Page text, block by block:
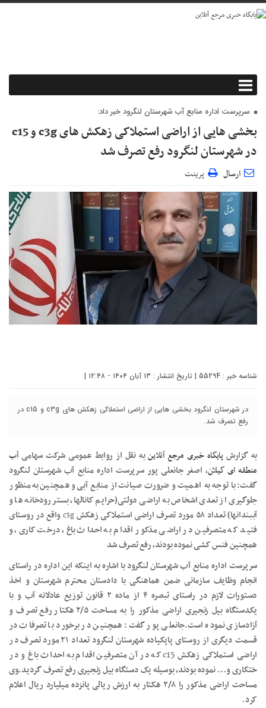
سرپرست اداره منابع آب شهرستان لنگرود خبر داد:
بخشی هایی از اراضی استملاکی زهکش های c3g و c15
در شهرستان لنگرود رفع تصرف شد
ارسال پرینت
شناسه خبر : 55294 | تاریخ انتشار : ۱۳ آبان ۱۴۰۴ - ۱۲:۴۸ |
در شهرستان لنگرود بخشی هایی از اراضی استملاکی زهکش های c3g و c15 در
رفع تصرف شد.
به گزارش پایگاه خبری مرجع آنلاینبه نقل از روابط عمومی شرکت سهامیآب
منطقه ای گیلان، اصغر جانعلی پور سرپرست اداره منابع آب شهرستان لنگرود
گفت: با توجه به اهمیت و ضرورت صیانت از منابع آبی و همچنین به منظور
جلوگیری از تعدی اشخاص به اراضی دولتی(حرایم کانالها، بستر رودخانه ها و
آببندانها) تعداد ۵۸ مورد تصرف اراضی استملاکی زهکش
c3gواقع در روستای
فتید که متصرفین در اراضی مذکور اقدام به احداث باغ، درخت کاری، و
همچنین فنس کشی نموده بودند، رفع تصرف شد
سرپرست اداره منابع آب شهرستان لنگرود با اشاره به اینکه این اداره در راستای
انجام وظایف سازمانی ضمن هماهنگی با دادستان محترم شهرستان و اخذ
دستورات لازم در راستای تبصره ۴ از ماده ۲ قانون توزیع عادلانه آب و با
یکدستگاه بیل زنجیری اراضی مذکور را به مساحت ۲/۵ هکتار رفع تصرف و
آزادسازی نموده است.جانعلی پور گفت: همچنین در برخورد با تصرفات در
قسمت دیگری از روستای پاپکیاده شهرستان لنگرود تعداد ۲۱ مورد تصرف در
اراضی استملاکی زهکشc15که در آن متصرفین اقدام به احداث باغ و در
ختکاری و… نموده بودند، بوسیله یک دستگاه بیل زنجیری رفع تصرف گردید.وی
مساحت اراضی مذکور را ۲/۸ هکتار به ارزش ریالی پانزده میلیارد ریال اعلام
کرد.